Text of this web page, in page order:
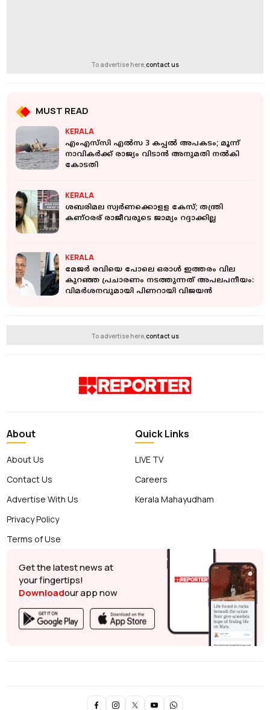
To advertise here,contact us
MUST READ
KERALA
എംഎസ്‌സി എല്‍സ 3 കപ്പൽ അപകടം; മൂന്ന്
നാവികര്‍ക്ക് രാജ്യം വിടാന്‍ അനുമതി നല്‍കി
കോടതി
KERALA
ശബരിമല സ്വര്‍ണക്കൊളള കേസ്; തന്ത്രി
കണ്ഠരര് രാജീവരുടെ ജാമ്യം റദ്ദാക്കില്ല
KERALA
മേജർ രവിയെ പോലെ ഒരാൾ ഇത്തരം വില
കുറഞ്ഞ പ്രചാരണം നടത്തുന്നത് അപലപനീയം:
വിമർശനവുമായി പിണറായി വിജയൻ
To advertise here,contact us
About
About Us
Contact Us
Advertise With Us
Privacy Policy
Terms of Use
Quick Links
LIVE TV
Careers
Kerala Mahayudham
Get the latest news at
your fingertips!
Downloadour app now